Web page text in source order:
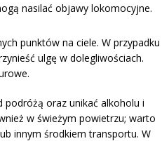
nasilać objawy lokomocyjne.
punktów na ciele. W przypadku
ulgę w dolegliwościach.
podróżą oraz unikać alkoholu i
w świeżym powietrzu; warto
innym środkiem transportu. W